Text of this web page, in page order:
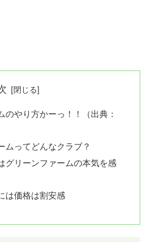
のやり方かーっ！！（出典：
ムってどんなクラブ？
グリーンファームの本気を感
は価格は割安感